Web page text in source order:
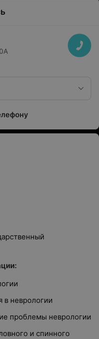
в неврологии
проблемы неврологии
и спинного